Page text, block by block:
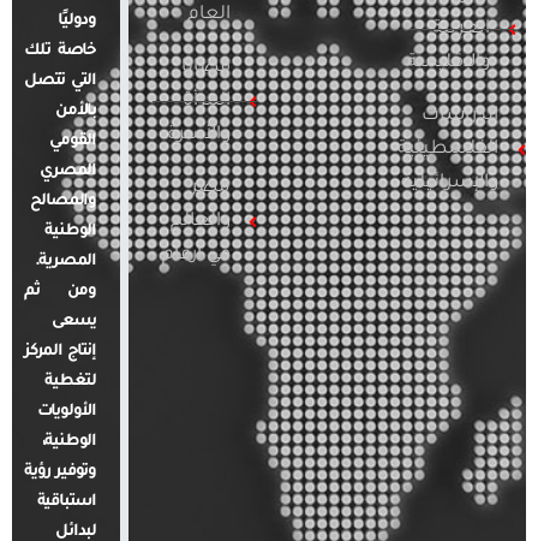
العربية
والإقليمية
الدراسات
الفلسطينية
والإسرائيلية
العام
قضايا
المرأة
والأسرة
مصر
والعالم
في أرقام
ودوليًا
خاصة تلك
التي تتصل
بالأمن
القومي
المصري
والمصالح
الوطنية
المصرية.
ومن ثم
يسعى
إنتاج المركز
لتغطية
الأولويات
الوطنية،
وتوفير رؤية
استباقية
لبدائل